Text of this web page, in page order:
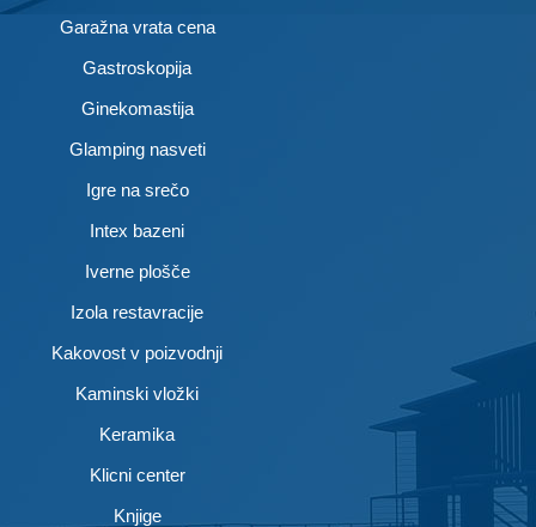
Garažna vrata cena
Gastroskopija
Ginekomastija
Glamping nasveti
Igre na srečo
Intex bazeni
Iverne plošče
Izola restavracije
Kakovost v poizvodnji
Kaminski vložki
Keramika
Klicni center
Knjige